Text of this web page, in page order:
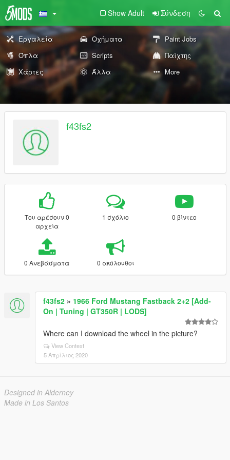
Show Adult Σύνδεση
Εργαλεία Οχήματα
Paint Jobs
Όπλα
Scripts
Παίχτης
Χάρτες
Άλλα More
f43fs2
Του αρέσουν 0
αρχεία
1 σχόλιο 0 βίντεο
0 Ανεβάσματα 0 ακόλουθοι
f43fs2 » 1966 Ford Mustang Fastback 2+2 [Add-
On | Tuning | GT350R | LODS]
Where can I download the wheel in the picture?
View Context
5 Απρίλιος 2020
Designed in Alderney
Made in Los Santos